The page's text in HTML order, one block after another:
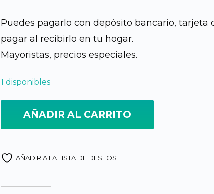
Puedes pagarlo con depósito bancario, tarjeta
pagar al recibirlo en tu hogar.
Mayoristas, precios especiales.
1 disponibles
AÑADIR AL CARRITO
AÑADIR A LA LISTA DE DESEOS